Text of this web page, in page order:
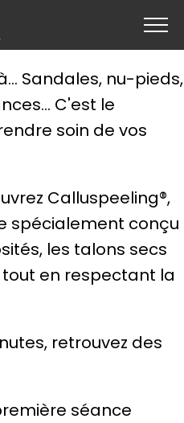
Sandales, nu-pieds,
C'est le
soin de vos
Calluspeeling®,
spécialement conçu
les talons secs
en respectant la
retrouvez des
séance